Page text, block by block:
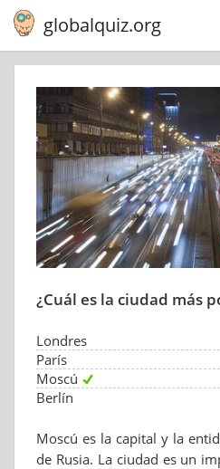
globalquiz.org
¿Cuál es la ciudad más
Londres
París
Moscú
Berlín
Moscú es la capital y la
de Rusia. La ciudad es un